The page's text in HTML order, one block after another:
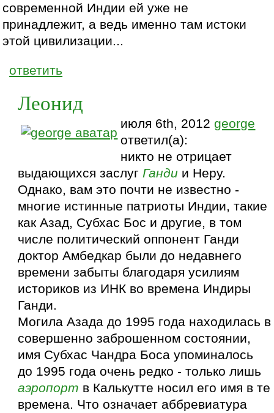
современной Индии ей уже не
принадлежит, а ведь именно там истоки
этой цивилизации...
ответить
Леонид
июля 6th, 2012george
ответил(а):
никто не отрицает
выдающихся заслугГанди и Неру.
Однако, вам это почти не известно -
многие истинные патриоты Индии, такие
как Азад, Субхас Бос и другие, в том
числе политический оппонент Ганди
доктор Амбедкар были до недавнего
времени забыты благодаря усилиям
историков из ИНК во времена Индиры
Ганди.
Могила Азада до 1995 года находилась в
совершенно заброшенном состоянии,
имя Субхас Чандра Боса упоминалось
до 1995 года очень редко - только лишь
аэропорт в Калькутте носил его имя в те
времена. Что означает аббревиатура